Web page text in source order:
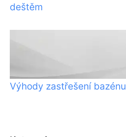
deštěm
Výhody zastřešení bazénu